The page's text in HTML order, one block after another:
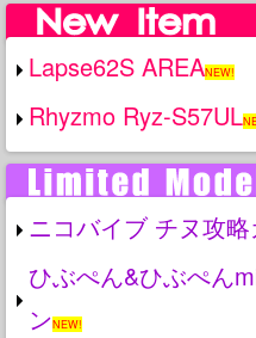
Lapse62S AREANEW!
Rhyzmo Ryz-S57UL
ニコバイブ チヌ攻
ひぶぺん&ひぶぺん
ンNEW!